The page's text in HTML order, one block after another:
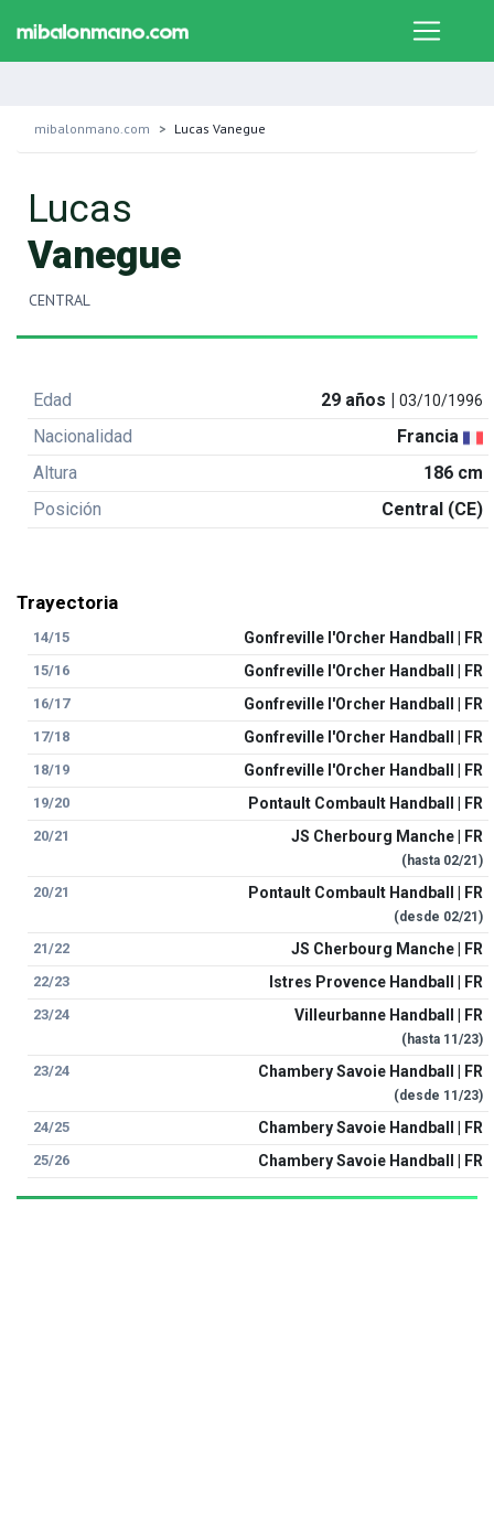
mibalonmano.com Lucas Vanegue
Lucas
Vanegue
CENTRAL
Edad 29 años |03/10/1996
Nacionalidad
Francia
Altura
186 cm
Posición
Central (CE)
Trayectoria
14/15 Gonfreville l'Orcher Handball | FR
15/16 Gonfreville l'Orcher Handball | FR
16/17 Gonfreville l'Orcher Handball | FR
17/18 Gonfreville l'Orcher Handball | FR
18/19 Gonfreville l'Orcher Handball | FR
19/20 Pontault Combault Handball | FR
20/21 JS Cherbourg Manche | FR
(hasta 02/21)
20/21 Pontault Combault Handball | FR
(desde 02/21)
21/22 JS Cherbourg Manche | FR
22/23 Istres Provence Handball | FR
23/24 Villeurbanne Handball | FR
(hasta 11/23)
23/24 Chambery Savoie Handball | FR
(desde 11/23)
24/25 Chambery Savoie Handball | FR
25/26 Chambery Savoie Handball | FR